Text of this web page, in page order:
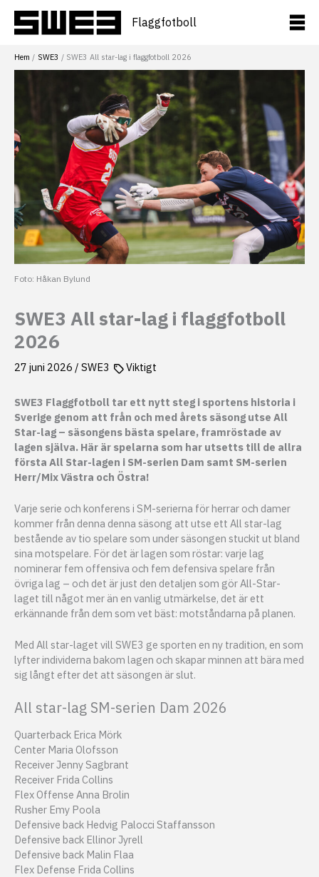
innehåll
Flaggfotboll
Hem SWE3 SWE3 All star-lag i flaggfotboll 2026
Foto: Håkan Bylund
SWE3 All star-lag i flaggfotboll
2026
27 juni 2026 / SWE3 Viktigt
SWE3 Flaggfotboll tar ett nytt steg i sportens historia i
Sverige genom att från och med årets säsong utse All
Star-lag – säsongens bästa spelare, framröstade av
lagen själva. Här är spelarna som har utsetts till de allra
första All Star-lagen i SM-serien Dam samt SM-serien
Herr/Mix Västra och Östra!
Varje serie och konferens i SM-serierna för herrar och damer
kommer från denna denna säsong att utse ett All star-lag
bestående av tio spelare som under säsongen stuckit ut bland
sina motspelare. För det är lagen som röstar: varje lag
nominerar fem offensiva och fem defensiva spelare från
övriga lag – och det är just den detaljen som gör All-Star-
laget till något mer än en vanlig utmärkelse, det är ett
erkännande från dem som vet bäst: motståndarna på planen.
Med All star-laget vill SWE3 ge sporten en ny tradition, en som
lyfter individerna bakom lagen och skapar minnen att bära med
sig långt efter det att säsongen är slut.
All star-lag SM-serien Dam 2026
Quarterback Erica Mörk
Center Maria Olofsson
Receiver Jenny Sagbrant
Receiver Frida Collins
Flex Offense Anna Brolin
Rusher Emy Poola
Defensive back Hedvig Palocci Staffansson
Defensive back Ellinor Jyrell
Defensive back Malin Flaa
Flex Defense Frida Collins